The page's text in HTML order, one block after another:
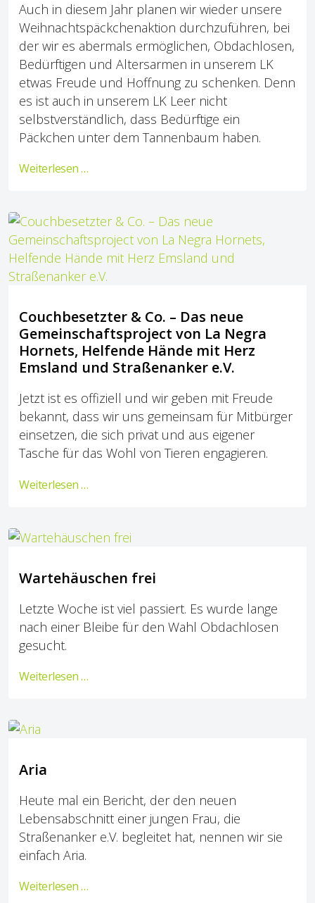
Auch in diesem Jahr planen wir wieder unsere
Weihnachtspäckchenaktion durchzuführen, bei
der wir es abermals ermöglichen, Obdachlosen,
Bedürftigen und Altersarmen in unserem LK
etwas Freude und Hoffnung zu schenken. Denn
es ist auch in unserem LK Leer nicht
selbstverständlich, dass Bedürftige ein
Päckchen unter dem Tannenbaum haben.
Weiterlesen …
Couchbesetzter & Co. – Das neue
Gemeinschaftsproject von La Negra
Hornets, Helfende Hände mit Herz
Emsland und Straßenanker e.V.
Jetzt ist es offiziell und wir geben mit Freude
bekannt, dass wir uns gemeinsam für Mitbürger
einsetzen, die sich privat und aus eigener
Tasche für das Wohl von Tieren engagieren.
Weiterlesen …
Wartehäuschen frei
Letzte Woche ist viel passiert. Es wurde lange
nach einer Bleibe für den Wahl Obdachlosen
gesucht.
Weiterlesen …
Aria
Heute mal ein Bericht, der den neuen
Lebensabschnitt einer jungen Frau, die
Straßenanker e.V. begleitet hat, nennen wir sie
einfach Aria.
Weiterlesen …